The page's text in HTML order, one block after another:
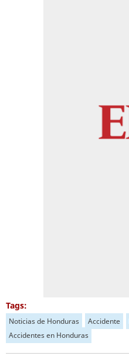
Tags:
Noticias de Honduras Accidente
Accidentes en Honduras